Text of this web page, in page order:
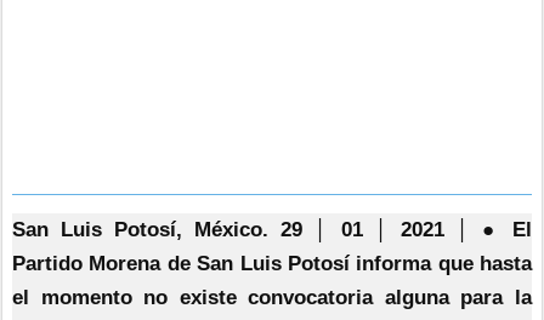
San Luis Potosí, México. 29 │ 01 │ 2021 │ ● El
Partido Morena de San Luis Potosí informa que hasta
el momento no existe convocatoria alguna para la